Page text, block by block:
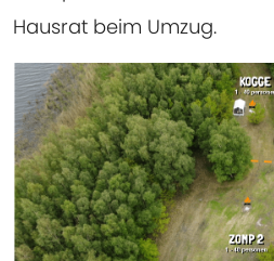
Hausrat beim Umzug.